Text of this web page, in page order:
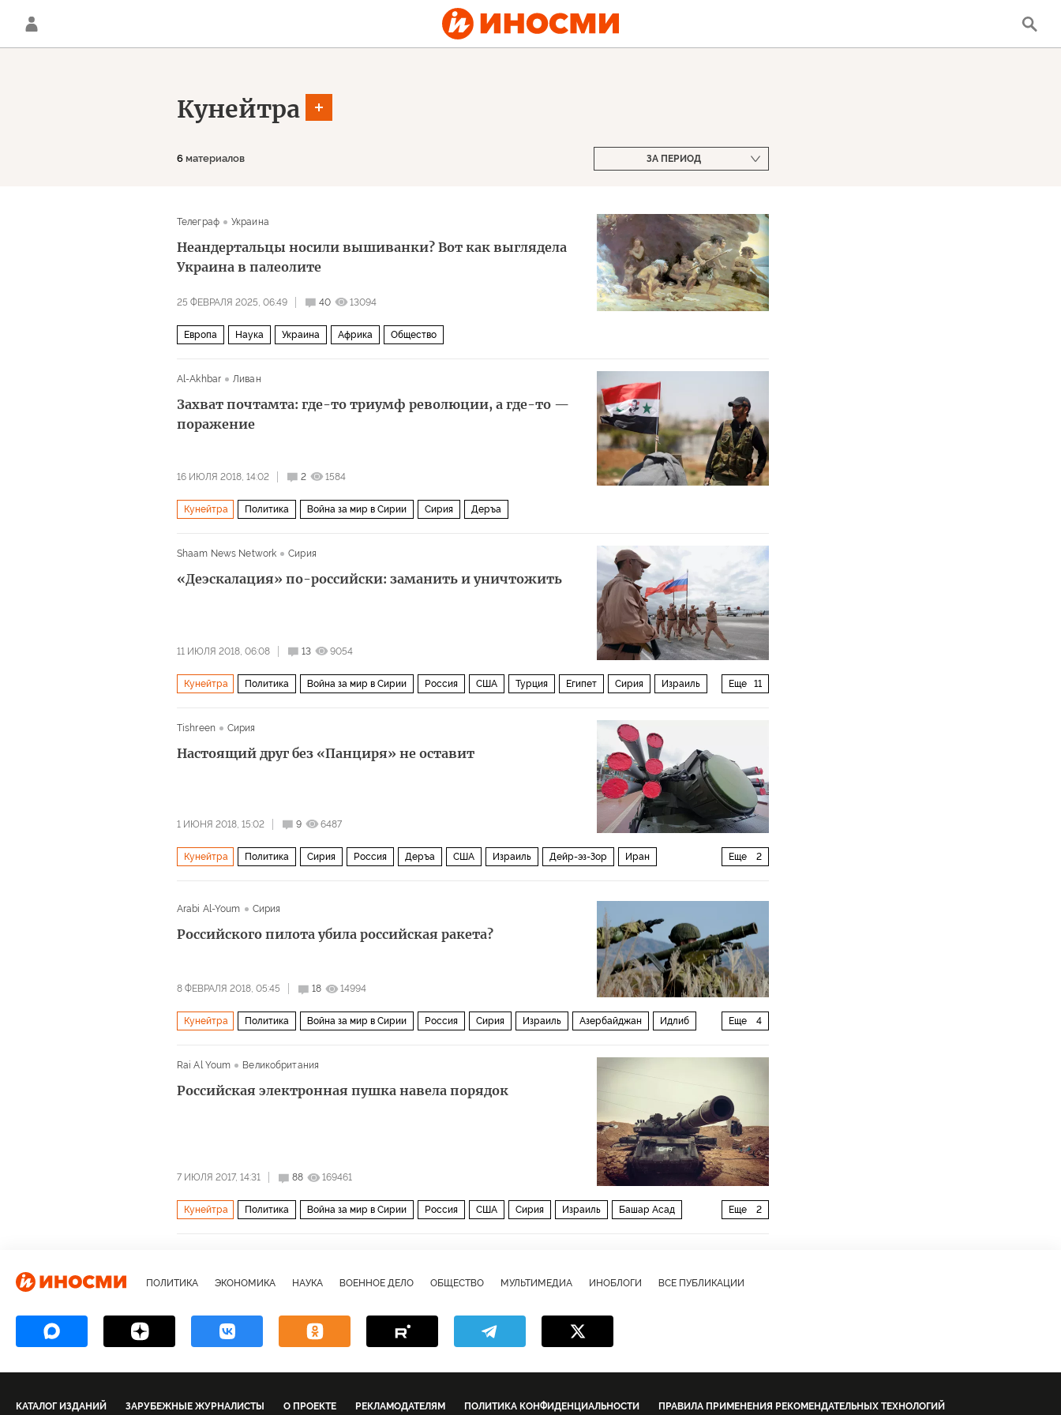
Кунейтра
6 материалов ЗА ПЕРИОД
Телеграф Украина
Неандертальцы носили вышиванки? Вот как выглядела
Украина в палеолите
25 ФЕВРАЛЯ 2025, 06:49 40 13094
Европа Наука Украина Африка Общество
Al-Akhbar Ливан
Захват почтамта: где-то триумф революции, а где-то —
поражение
16 ИЮЛЯ 2018, 14:02 2 1584
Кунейтра Политика Война за мир в Сирии Сирия Деръа
Shaam News Network Сирия
«Деэскалация» по-российски: заманить и уничтожить
11 ИЮЛЯ 2018, 06:08 13 9054
Еще 11
Кунейтра Политика Война за мир в Сирии Россия США Турция Египет Сирия Израиль
Астанинские переговоры
Tishreen Сирия
Настоящий друг без «Панциря» не оставит
1 ИЮНЯ 2018, 15:02 9 6487
Еще 2
Кунейтра Политика Сирия Россия Деръа США Израиль Дейр-эз-Зор Иран
Arabi Al-Youm Сирия
Российского пилота убила российская ракета?
8 ФЕВРАЛЯ 2018, 05:45 18 14994
Еще 4
Кунейтра Политика Война за мир в Сирии Россия Сирия Израиль Азербайджан Идлиб
Rai Al Youm
Великобритания
Российская электронная пушка навела порядок
7 ИЮЛЯ 2017, 14:31 88 169461
Еще 2
Кунейтра Политика Война за мир в Сирии Россия США Сирия Израиль Башар Асад
ПОЛИТИКА ЭКОНОМИКА НАУКА ВОЕННОЕ ДЕЛО ОБЩЕСТВО МУЛЬТИМЕДИА ИНОБЛОГИ ВСЕ ПУБЛИКАЦИИ
КАТАЛОГ ИЗДАНИЙ ЗАРУБЕЖНЫЕ ЖУРНАЛИСТЫ О ПРОЕКТЕ РЕКЛАМОДАТЕЛЯМ ПОЛИТИКА КОНФИДЕНЦИАЛЬНОСТИ ПРАВИЛА ПРИМЕНЕНИЯ РЕКОМЕНДАТЕЛЬНЫХ ТЕХНОЛОГИЙ